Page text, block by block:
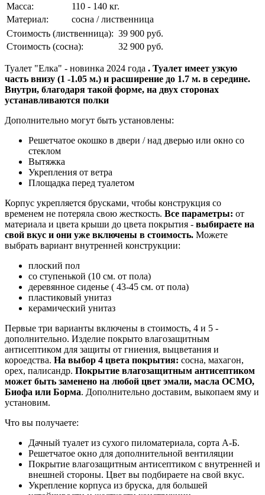
Масса:
110 - 140 кг.
Материал:
сосна / лиственница
Стоимость (лиственница): 39 900 руб.
Стоимость (сосна):
32 900 руб.
Туалет "Елка" - новинка 2024 года . Туалет имеет узкую
часть внизу (1 -1.05 м.) и расширение до 1.7 м. в середине.
Внутри, благодаря такой форме, на двух сторонах
устанавливаются полки
Дополнительно могут быть установлены:
Решетчатое окошко в двери / над дверью или окно со
стеклом
Вытяжка
Укрепления от ветра
Площадка перед туалетом
Корпус укрепляется брусками, чтобы конструкция со
временем не потеряла свою жесткость. Все параметры: от
материала и цвета крыши до цвета покрытия - выбираете на
свой вкус и они уже включены в стоимость. Можете
выбрать вариант внутренней конструкции:
плоский пол
со ступенькой (10 см. от пола)
деревянное сиденье ( 43-45 см. от пола)
пластиковый унитаз
керамический унитаз
Первые три варианты включены в стоимость, 4 и 5 -
дополнительно. Изделие покрыто влагозащитным
антисептиком для защиты от гниения, выцветания и
короедства. На выбор 4 цвета покрытия: сосна, махагон,
орех, палисандр. Покрытие влагозащитным антисептиком
может быть заменено на любой цвет эмали, масла ОСМО,
Биофа или Борма. Дополнительно доставим, выкопаем яму и
установим.
Что вы получаете:
Дачный туалет из сухого пиломатериала, сорта А-Б.
Решетчатое окно для дополнительной вентиляции
Покрытие влагозащитным антисептиком с внутренней и
внешней стороны. Цвет вы подбираете на свой вкус.
Укрепление корпуса из бруска, для большей